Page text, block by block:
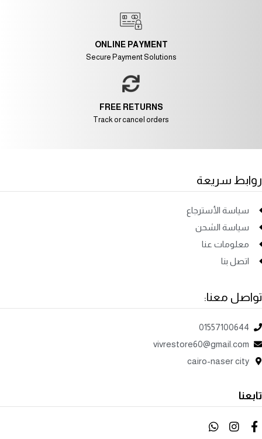
FREE RETURNS
Track or cancel orders
ONLINE PAYMENT
Secure Payment Solutions
روابط سريعة
سياسة الأسترجاع
سياسة الشحن
معلومات عنا
اتصل بنا
تواصل معنا:
01557100644
vivrestore60@gmail.com
cairo-naser city
تابعنا